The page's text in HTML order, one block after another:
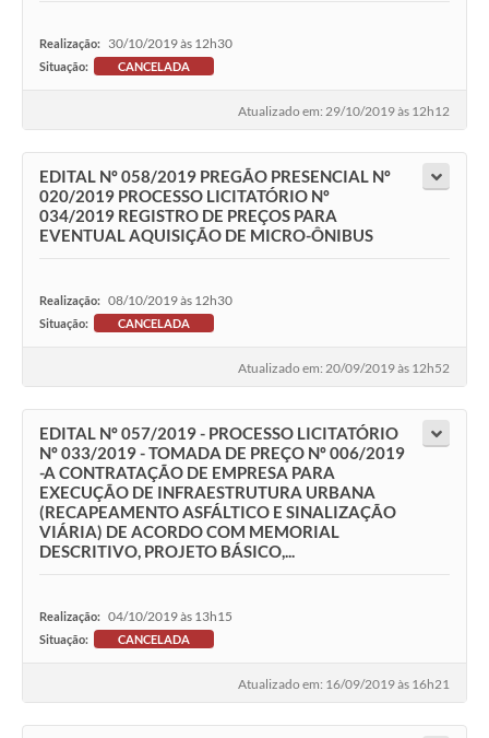
Realização: 30/10/2019 às 12h30
Situação: CANCELADA
Atualizado em: 29/10/2019 às 12h12
EDITAL Nº 058/2019 PREGÃO PRESENCIAL Nº
020/2019 PROCESSO LICITATÓRIO Nº
034/2019 REGISTRO DE PREÇOS PARA
EVENTUAL AQUISIÇÃO DE MICRO-ÔNIBUS
Realização: 08/10/2019 às 12h30
Situação: CANCELADA
Atualizado em: 20/09/2019 às 12h52
EDITAL Nº 057/2019 - PROCESSO LICITATÓRIO
Nº 033/2019 - TOMADA DE PREÇO Nº 006/2019
-A CONTRATAÇÃO DE EMPRESA PARA
EXECUÇÃO DE INFRAESTRUTURA URBANA
(RECAPEAMENTO ASFÁLTICO E SINALIZAÇÃO
VIÁRIA) DE ACORDO COM MEMORIAL
DESCRITIVO, PROJETO BÁSICO,...
Realização: 04/10/2019 às 13h15
Situação: CANCELADA
Atualizado em: 16/09/2019 às 16h21